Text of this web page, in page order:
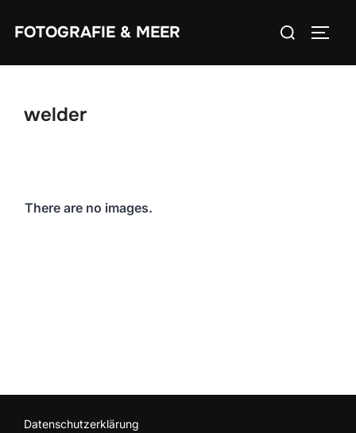
InhaltFOTOGRAFIE & MEER
Suchen
welder
There are no images.
Datenschutzerklärung